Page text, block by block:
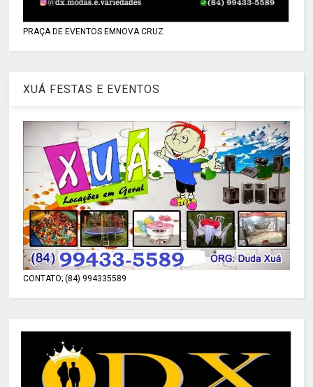
PRAÇA DE EVENTOS EMNOVA CRUZ
XUÁ FESTAS E EVENTOS
CONTATO; (84) 994335589